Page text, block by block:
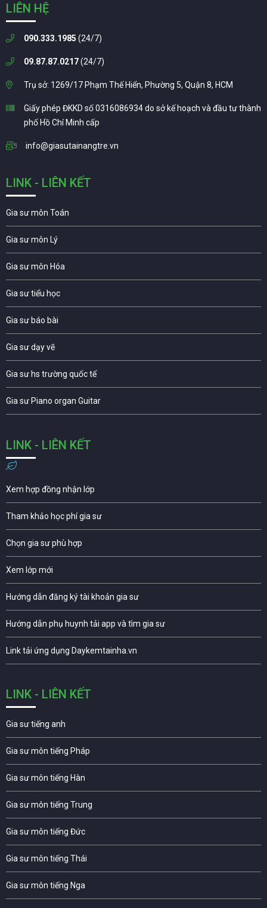
LIÊN HỆ
090.333.1985 (24/7)
09.87.87.0217(24/7)
Trụ sở: 1269/17 Phạm Thế Hiển, Phường 5, Quận 8, HCM
Giấy phép ĐKKD số 0316086934 do sở kế hoạch và đầu tư thành
phố Hồ Chí Minh cấp
info@giasutainangtre.vn
LINK - LIÊN KẾT
Gia sư môn Toán
Gia sư môn Lý
Gia sư môn Hóa
Gia sư tiểu học
Gia sư báo bài
Gia sư dạy vẽ
Gia sư hs trường quốc tế
Gia sư Piano organ Guitar
LINK - LIÊN KẾT
Xem hợp đồng nhận lớp
Tham khảo học phí gia sư
Chọn gia sư phù hợp
Xem lớp mới
Hướng dẫn đăng ký tài khoản gia sư
Hướng dẫn phụ huynh tải app và tìm gia sư
Link tải ứng dụng Daykemtainha.vn
LINK - LIÊN KẾT
Gia sư tiếng anh
Gia sư môn tiếng Pháp
Gia sư môn tiếng Hàn
Gia sư môn tiếng Trung
Gia sư môn tiếng Đức
Gia sư môn tiếng Thái
Gia sư môn tiếng Nga